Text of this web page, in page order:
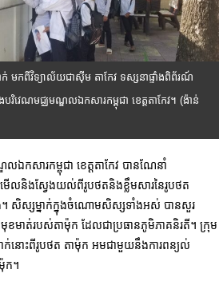
មកពីវិទ្យាល័យជាស៊ីម តាកែវ ទស្សនាផ្ទាំងពិព័រណ៍
រិវេណមជ្ឈមណ្ឌលឯកសារកម្ពុជា ខេត្តតាកែវ។ (ង៉ាន់
ឯកសារកម្ពុជា ខេត្តតាកែវ បានណែនាំ
ើលនិងស្វែងយល់ពីរូបថតនិងខ្លឹមសារនៃរូបថត
។ សិស្សម្នាក់ក្នុងចំណោមសិស្សទាំងអស់ បានសួរ
ាត់របស់តាម៉ុក ដែលជាប្រធានភូមិភាគនិរតី។ ក្រុម
ាក់នោះពីរូបថត តាម៉ុក អមជាមួយនឹងការពន្យល់
ក។